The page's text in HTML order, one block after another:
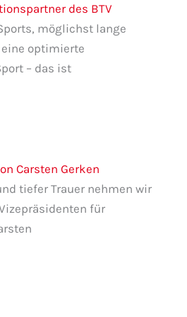
des BTV
möglichst lange
optimierte
– das ist
Carsten Gerken
tiefer Trauer nehmen wir
für